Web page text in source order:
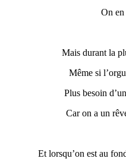
On en
Mais durant la
Même si l’
Plus besoin
Caron aun
Etlorsqu’on estau